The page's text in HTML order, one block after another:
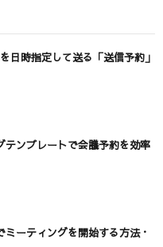
日時指定して送る「送信予約」
テンプレートで会議予約を効率
ミーティングを開始する方法・